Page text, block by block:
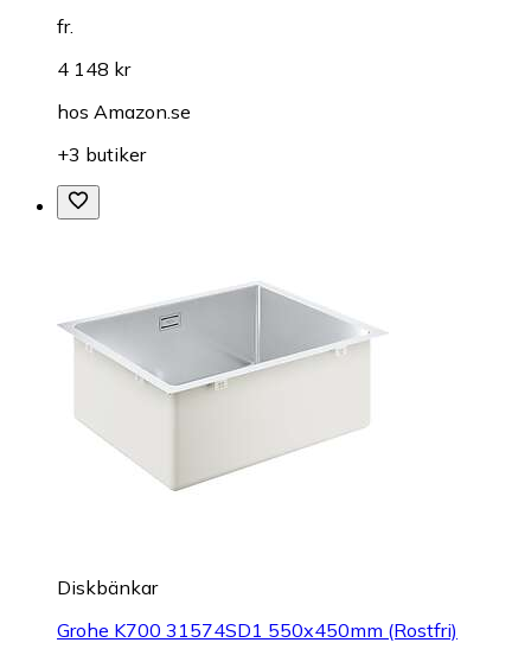
fr.
4 148 kr
hos Amazon.se
+3 butiker
Diskbänkar
Grohe K700 31574SD1 550x450mm (Rostfri)